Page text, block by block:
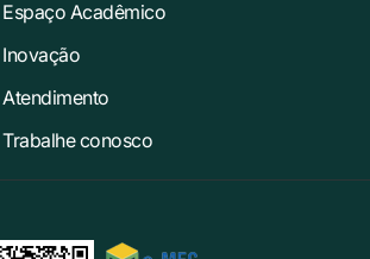
Espaço Acadêmico
Inovação
Atendimento
Trabalhe conosco